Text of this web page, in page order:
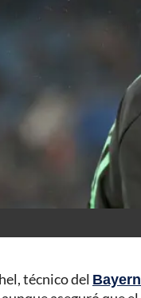
técnico del